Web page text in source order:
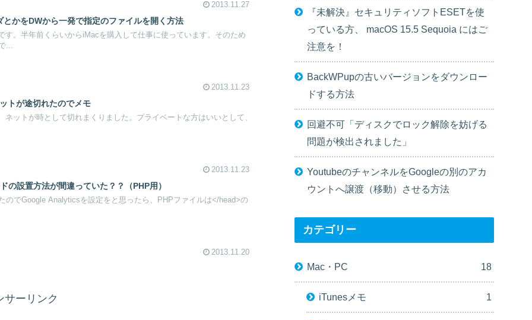
2013.11.27
かをDWから一発で指定のファイルを開く方法
す。半年前くらいからiMacを購入して仕事に使っています。そのため
...
2013.11.23
トが途切れたのでメモ
ネットが時として切れまくりました。プライベートな方はいいとして、
2013.11.23
設置方法が間違っていた？？（PHP用）
のでGoogle Analyticsを設定をと思ったら、PHPファイルは</head>の
2013.11.20
サーリンク
『未解決』セキュリティソフトESETを使
っている方、 macOS 15.5 Sequoia にはご
注意を！
BackWPupの古いバージョンをダウンロー
ドする方法
回避不可「ディスクでロック解除を妨げる
問題が検出されました」
YoutubeのチャンネルをGoogleの別のアカ
ウントへ譲渡（移動）させる方法
カテゴリー
Mac・PC 18
iTunesメモ 1